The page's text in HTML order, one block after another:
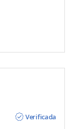
Verificada